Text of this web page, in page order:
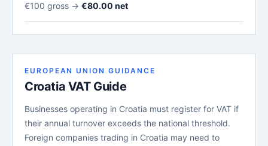
€100 gross → €80.00 net
EUROPEAN UNION GUIDANCE
Croatia VAT Guide
Businesses operating in Croatia must register for VAT if
their annual turnover exceeds the national threshold.
Foreign companies trading in Croatia may need to